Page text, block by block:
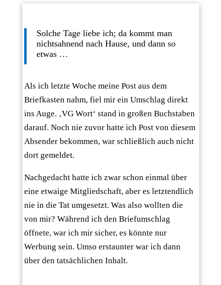
Solche Tage liebe ich; da kommt man
nichtsahnend nach Hause, und dann so
etwas …
Als ich letzte Woche meine Post aus dem
Briefkasten nahm, fiel mir ein Umschlag direkt
ins Auge. ‚VG Wort‘ stand in großen Buchstaben
darauf. Noch nie zuvor hatte ich Post von diesem
Absender bekommen, war schließlich auch nicht
dort gemeldet.
Nachgedacht hatte ich zwar schon einmal über
eine etwaige Mitgliedschaft, aber es letztendlich
nie in die Tat umgesetzt. Was also wollten die
von mir? Während ich den Briefumschlag
öffnete, war ich mir sicher, es könnte nur
Werbung sein. Umso erstaunter war ich dann
über den tatsächlichen Inhalt.